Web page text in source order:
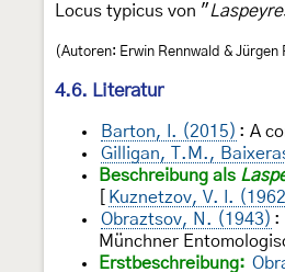
Locus typicus von "
(Autoren: Erwin Rennwald & Jürgen
4.6. Literatur
Barton, I. (2015) : A
Gilligan, T.M.,
Beschreibung als
Kuznetzov, V. I.
Obraztsov, N. (1943) :
Münchner
Erstbeschreibung: